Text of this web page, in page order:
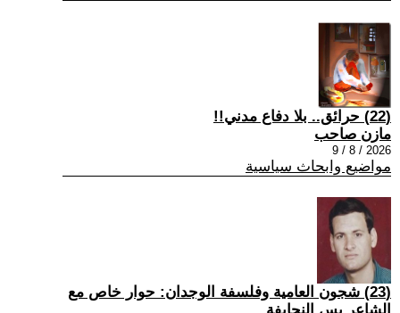
(22) حرائق.. بلا دفاع مدني!!
مازن صاحب
2026 / 8 / 9
مواضيع وابحاث سياسية
(23) شجون العامية وفلسفة الوجدان: حوار خاص مع